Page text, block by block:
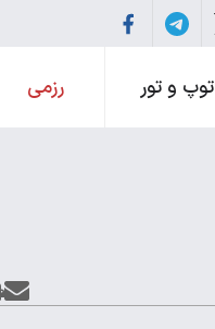
توپ و تور رزمی